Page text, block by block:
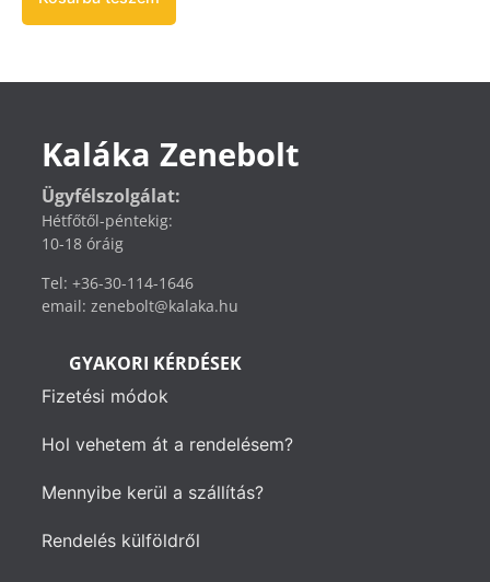
Kaláka Zenebolt
Ügyfélszolgálat:
Hétfőtől-péntekig:
10-18 óráig
Tel: +36-30-114-1646
email: zenebolt@kalaka.hu
GYAKORI KÉRDÉSEK
Fizetési módok
Hol vehetem át a rendelésem?
Mennyibe kerül a szállítás?
Rendelés külföldről